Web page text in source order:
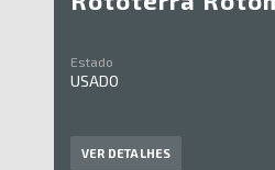
Estado
USADO
VER DETALHES